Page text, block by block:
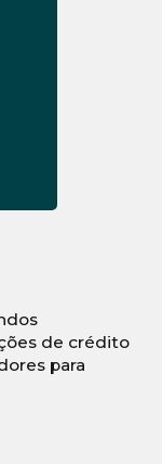
de crédito
para